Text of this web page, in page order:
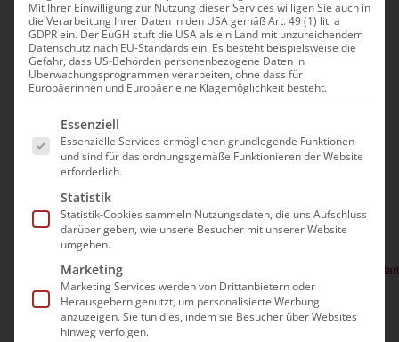
Belegung für
durchführende
Mitarbeiter*innen
Veranstaltungen
Such-
und
Suche
Anstehend
Datum
auswählen.
Sep. 2026
Di.
8
9:00
Praktische Heimaufnahme und Belegung für durchführende
334,00€
Dez. 2026
Mit Ihrer Einwilligung zur Nutzung dieser Services willigen Sie auch in
die Verarbeitung Ihrer Daten in den USA gemäß Art. 49 (1) lit. a
GDPR ein. Der EuGH stuft die USA als ein Land mit unzureichendem
Datenschutz nach EU-Standards ein. Es besteht beispielsweise die
Gefahr, dass US-Behörden personenbezogene Daten in
Überwachungsprogrammen verarbeiten, ohne dass für
Europäerinnen und Europäer eine Klagemöglichkeit besteht.
Es folgt eine Liste der Service-Gruppen, für die
Essenziell
Essenzielle Services ermöglichen grundlegende Funktionen
und sind für das ordnungsgemäße Funktionieren der Website
erforderlich.
Statistik
Statistik-Cookies sammeln Nutzungsdaten, die uns Aufschluss
darüber geben, wie unsere Besucher mit unserer Website
umgehen.
Marketing
Marketing Services werden von Drittanbietern oder
Herausgebern genutzt, um personalisierte Werbung
anzuzeigen. Sie tun dies, indem sie Besucher über Websites
hinweg verfolgen.